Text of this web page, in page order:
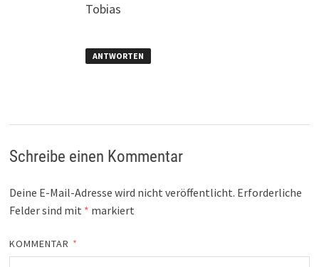
Tobias
ANTWORTEN
Schreibe einen Kommentar
Deine E-Mail-Adresse wird nicht veröffentlicht. Erforderliche
Felder sind mit * markiert
KOMMENTAR *